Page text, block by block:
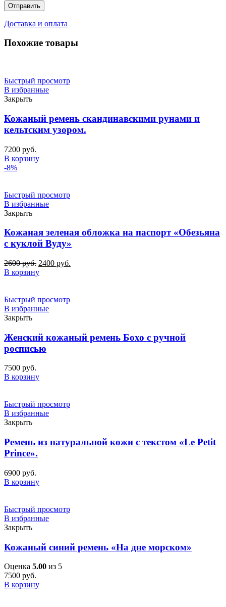
Доставка и оплата
Похожие товары
Быстрый просмотр
В избранные
Закрыть
Кожаный ремень скандинавскими рунами и
кельтским узором.
7200 руб.
В корзину
-8%
Быстрый просмотр
В избранные
Закрыть
Кожаная зеленая обложка на паспорт «Обезьяна
с куклой Вуду»
2600руб. Первоначальная
цена
руб..
2400 руб.
В корзину
Быстрый просмотр
В избранные
Закрыть
Женский кожаный ремень Бохо с ручной
росписью
7500 руб.
В корзину
Быстрый просмотр
В избранные
Закрыть
Ремень из натуральной кожи с текстом «Le Petit
Prince».
6900 руб.
В корзину
Быстрый просмотр
В избранные
Закрыть
Кожаный синий ремень «На дне морском»
Оценка 5.00 из 5
7500 руб.
В корзину